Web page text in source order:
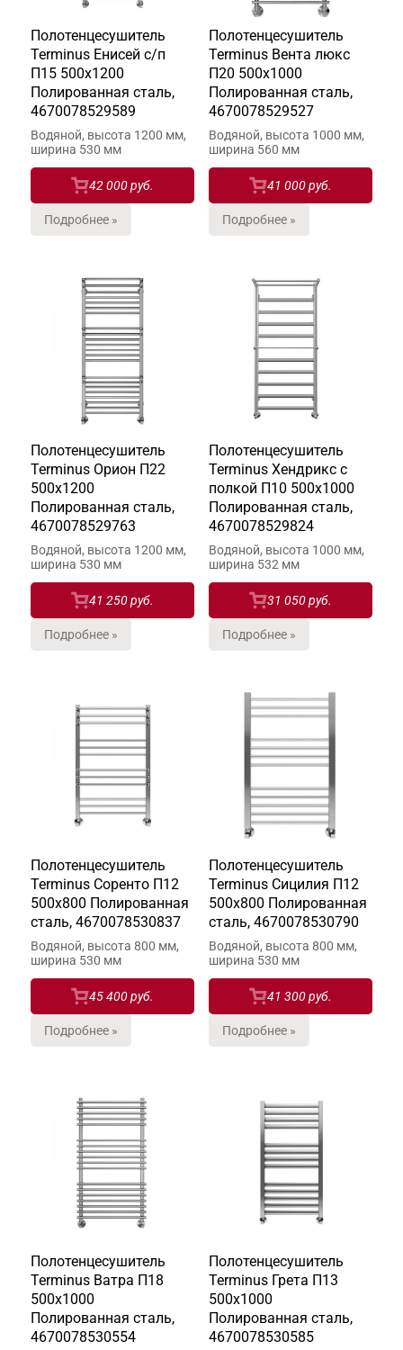
Полотенцесушитель
Terminus Енисей с/п
П15 500х1200
Полированная сталь,
4670078529589
Водяной, высота 1200 мм,
ширина 530 мм
42 000 руб.
Подробнее »
Полотенцесушитель
Terminus Вента люкс
П20 500х1000
Полированная сталь,
4670078529527
Водяной, высота 1000 мм,
ширина 560 мм
41 000 руб.
Подробнее »
Полотенцесушитель
Terminus Орион П22
500х1200
Полированная сталь,
4670078529763
Водяной, высота 1200 мм,
ширина 530 мм
41 250 руб.
Подробнее »
Полотенцесушитель
Terminus Хендрикс с
полкой П10 500х1000
Полированная сталь,
4670078529824
Водяной, высота 1000 мм,
ширина 532 мм
31 050 руб.
Подробнее »
Полотенцесушитель
Terminus Соренто П12
500х800 Полированная
сталь, 4670078530837
Водяной, высота 800 мм,
ширина 530 мм
45 400 руб.
Подробнее »
Полотенцесушитель
Terminus Сицилия П12
500х800 Полированная
сталь, 4670078530790
Водяной, высота 800 мм,
ширина 530 мм
41 300 руб.
Подробнее »
Полотенцесушитель
Terminus Ватра П18
500х1000
Полированная сталь,
4670078530554
Полотенцесушитель
Terminus Грета П13
500х1000
Полированная сталь,
4670078530585